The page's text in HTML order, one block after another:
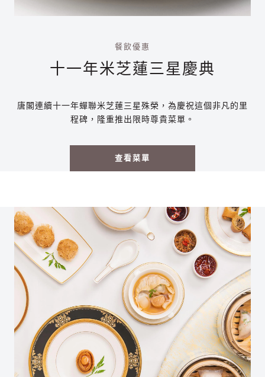
餐飲優惠
十一年米芝蓮三星慶典
唐閣連續十一年蟬聯米芝蓮三星殊榮，為慶祝這個非凡的里
程碑，隆重推出限時尊貴菜單。
查看菜單